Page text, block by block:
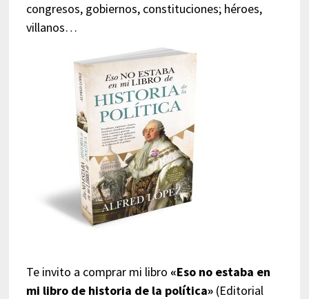
congresos, gobiernos, constituciones; héroes,
villanos…
Te invito a comprar mi libro «Eso no estaba en
mi libro de historia de la política»(Editorial